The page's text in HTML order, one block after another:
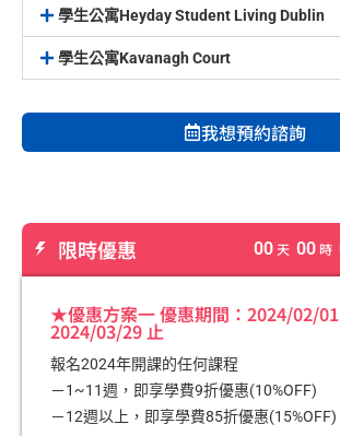
學生公寓Heyday Student Living Dublin
學生公寓Kavanagh Court
我想預約諮詢
限時優惠 00 天 00 時
★優惠方案一 優惠期間：2024/02/
2024/03/29 止
報名2024年開課的任何課程
－1~11週，即享學費9折優惠(10%OFF)
－12週以上，即享學費85折優惠(15%OFF)